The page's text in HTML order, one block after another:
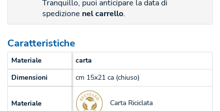
Tranquillo, puoi anticipare la data di
spedizione nel carrello.
Caratteristiche
Materiale
carta
Dimensioni
cm 15x21 ca (chiuso)
Materiale Carta Riciclata